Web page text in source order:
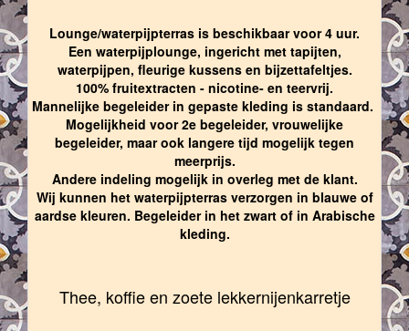
Lounge/waterpijpterras is beschikbaar voor 4 uur.
Een waterpijplounge, ingericht met tapijten,
waterpijpen, fleurige kussens en bijzettafeltjes.
100% fruitextracten - nicotine- en teervrij.
Mannelijke begeleider in gepaste kleding is standaard.
Mogelijkheid voor 2e begeleider, vrouwelijke
begeleider, maar ook langere tijd mogelijk tegen
meerprijs.
Andere indeling mogelijk in overleg met de klant.
Wij kunnen het waterpijpterras verzorgen in blauwe of
aardse kleuren. Begeleider in het zwart of in Arabische
kleding.
Thee, koffie en zoete lekkernijenkarretje